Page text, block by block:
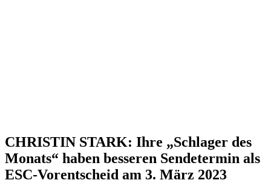
CHRISTIN STARK: Ihre „Schlager des
Monats“ haben besseren Sendetermin als
ESC-Vorentscheid am 3. März 2023